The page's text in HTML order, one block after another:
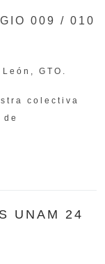
009 / 010
GTO.
colectiva
UNAM 24